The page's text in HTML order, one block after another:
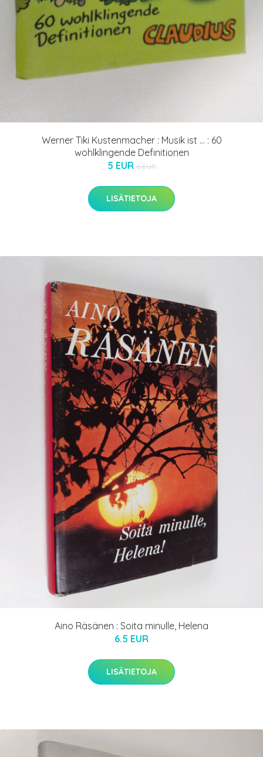
Werner Tiki Kustenmacher : Musik ist ... : 60
wohlklingende Definitionen
5 EUR 6 EUR
LISÄTIETOJA
Aino Räsänen : Soita minulle, Helena
6.5 EUR
LISÄTIETOJA